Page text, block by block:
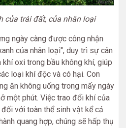
của trái đất, của nhân loại
ngày càng được công nhận
của nhân loại", duy trì sự cân
oxi trong bầu không khí, giúp
loại khí độc và có hại. Con
ăn không uống trong mấy ngày
một phút. Việc trao đổi khí của
với toàn thể sinh vật kể cả
quang hợp, chúng sẽ hấp thụ